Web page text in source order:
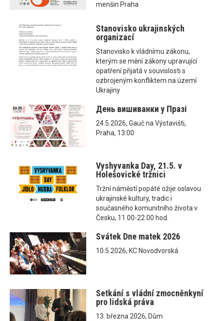
menšin Praha
Stanovisko ukrajinských
organizací
Stanovisko k vládnímu zákonu,
kterým se mění zákony upravující
opatření přijatá v souvislosti s
ozbrojeným konfliktem na území
Ukrajiny
День вишиванки у Празі
24.5.2026, Gauč na Výstavišti,
Praha, 13:00
Vyshyvanka Day, 21.5. v
Holešovické tržnici
Tržní náměstí popáté ožije oslavou
ukrajinské kultury, tradic i
současného komunitního života v
Česku, 11.00-22.00 hod.
Svátek Dne matek 2026
10.5.2026, KC Novodvorská
Setkání s vládní zmocněnkyní
pro lidská práva
13. března 2026, Dům